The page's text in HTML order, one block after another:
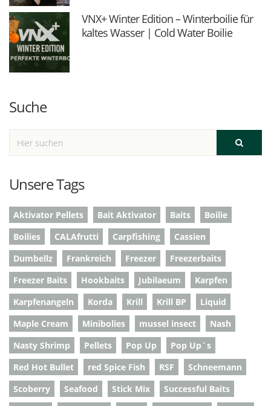
VNX+ Winter Edition – Winterboilie für
kaltes Wasser | Cold Water Boilie
Suche
Unsere Tags
Aktivator Pellets Bait Aktivator Baits
Boilie
Boilies
CALAfrutti Carpfishing
Cassien
Dumbellz
Frankreich Freezer
Freezerbaits
Freezer Baits
Hookbaits Jubilaeum
Karpfen
Karpfenangeln
Korda Krill Krill BP
Liquid
Maple Cream
Minibolies mussel insect
Nash
Nasty Shrimp
Pellets Pop Up
Pop Up`s
Red Hot Bullet
red Spice Fish RSF
Schneemann
Scoberry
Seafood Stick Mix
Successful Baits